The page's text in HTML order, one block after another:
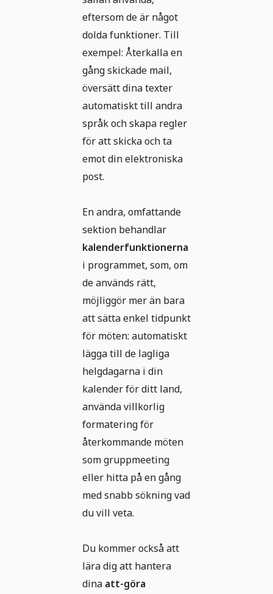
eftersom de är något
dolda funktioner. Till
exempel: Återkalla en
gång skickade mail,
översätt dina texter
automatiskt till andra
språk och skapa regler
för att skicka och ta
emot din elektroniska
post.
En andra, omfattande
sektion behandlar
kalenderfunktionerna
i programmet, som, om
de används rätt,
möjliggör mer än bara
att sätta enkel tidpunkt
för möten: automatiskt
lägga till de lagliga
helgdagarna i din
kalender för ditt land,
använda villkorlig
formatering för
återkommande möten
som gruppmeeting
eller hitta på en gång
med snabb sökning vad
du vill veta.
Du kommer också att
lära dig att hantera
dina att-göra